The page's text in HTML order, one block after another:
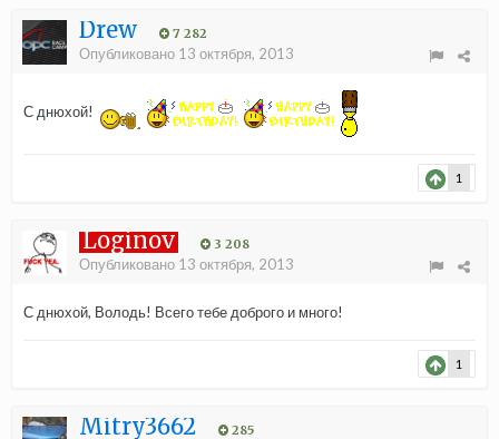
Drew 7 282
Опубликовано 13 октября, 2013
С днюхой!
1
Loginov 3 208
Опубликовано 13 октября, 2013
С днюхой, Володь! Всего тебе доброго и много!
1
Mitry3662 285